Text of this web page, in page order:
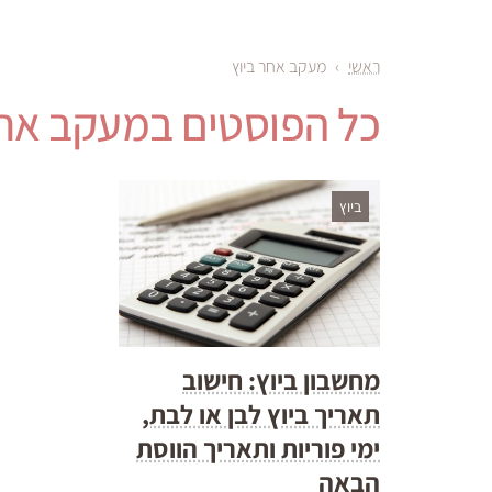
ראשי › מעקב אחר ביוץ
כל הפוסטים במעקב
ביוץ
מחשבון ביוץ: חישוב
תאריך ביוץ לבן או לבת,
ימי פוריות ותאריך הווסת
הבאה